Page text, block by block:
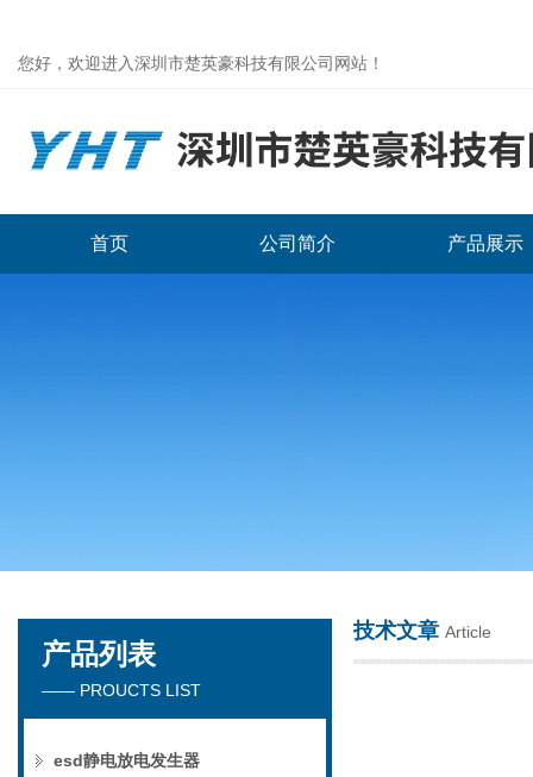
您好，欢迎进入深圳市楚英豪科技有限公司网站！
深圳市楚英豪科技有限公司
首页 公司简介 产品展示
产品列表
—— PROUCTS LIST
esd静电放电发生器
技术文章 Article